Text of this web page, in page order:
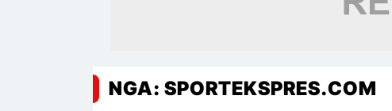
NGA: SPORTEKSPRES.COM